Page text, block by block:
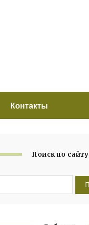
Контакты
Поиск по сайту